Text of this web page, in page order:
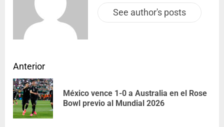
See author's posts
Anterior
México vence 1-0 a Australia en el Rose
Bowl previo al Mundial 2026